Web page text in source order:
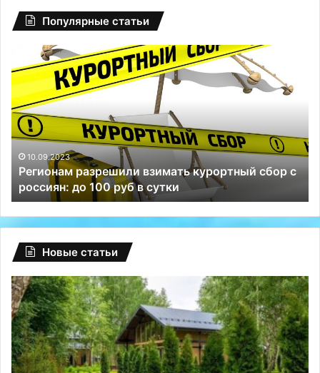
Популярные статьи
Регионам
разрешили
взимать
курортный
сбор
россиян:
до
100
руб
в
сутки
10.09.2023
Регионам разрешили взимать курортный сбор с
россиян: до 100 руб в сутки
и
Новые статьи